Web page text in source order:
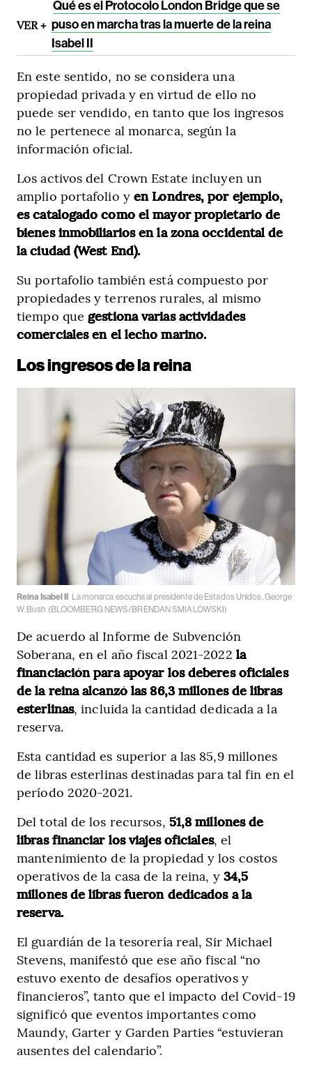
VER +
Qué es el Protocolo London Bridge que se
puso en marcha tras la muerte de la reina
Isabel II
En este sentido, no se considera una
propiedad privada y en virtud de ello no
puede ser vendido, en tanto que los ingresos
no le pertenece al monarca, según la
información oficial.
Los activos del Crown Estate incluyen un
amplio portafolio yen Londres, por ejemplo,
es catalogado como el mayor propietario de
bienes inmobiliarios en la zona occidental de
la ciudad (West End).
Su portafolio también está compuesto por
propiedades y terrenos rurales, al mismo
tiempo que gestiona varias actividades
comerciales en el lecho marino.
Los ingresos de la reina
Reina Isabel II
La monarca escucha al presidente de Estados Unidos, George
W. Bush (BLOOMBERG NEWS/BRENDAN SMIALOWSKI)
De acuerdo al Informe de Subvención
Soberana, en el año fiscal 2021-2022 la
financiación para apoyar los deberes oficiales
de la reina alcanzó las 86,3 millones de libras
esterlinas, incluida la cantidad dedicada a la
reserva.
Esta cantidad es superior a las 85,9 millones
de libras esterlinas destinadas para tal fin en el
período 2020-2021.
Del total de los recursos, 51,8 millones de
libras financiar los viajes oficiales, el
mantenimiento de la propiedad y los costos
operativos de la casa de la reina, y 34,5
millones de libras fueron dedicados a la
reserva.
El guardián de la tesorería real, Sir Michael
Stevens, manifestó que ese año fiscal “no
estuvo exento de desafíos operativos y
financieros”, tanto que el impacto del Covid-19
significó que eventos importantes como
Maundy, Garter y Garden Parties “estuvieran
ausentes del calendario”.